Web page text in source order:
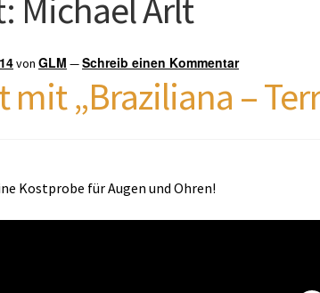
Michael Arlt
vonGLM —Schreib einen Kommentar
mit „Braziliana –
Kostprobe für Augen und Ohren!